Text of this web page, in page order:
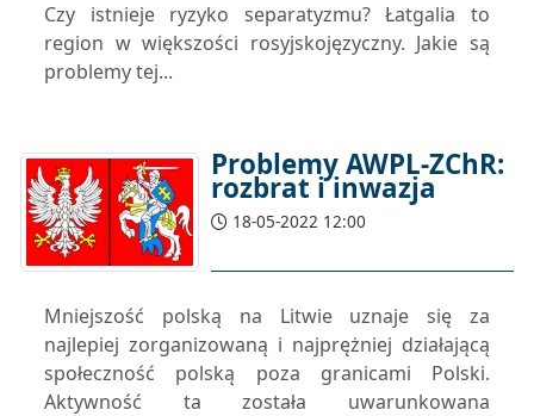
Czy istnieje ryzyko separatyzmu? Łatgalia to
region w większości rosyjskojęzyczny. Jakie są
problemy tej...
Problemy AWPL-ZChR:
rozbrat i inwazja
18-05-2022 12:00
Mniejszość polską na Litwie uznaje się za
najlepiej zorganizowaną i najprężniej działającą
społeczność polską poza granicami Polski.
Aktywność ta została uwarunkowana